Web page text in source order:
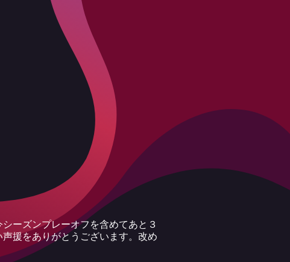
ーズンプレーオフを含めてあと３
援をありがとうございます。改め